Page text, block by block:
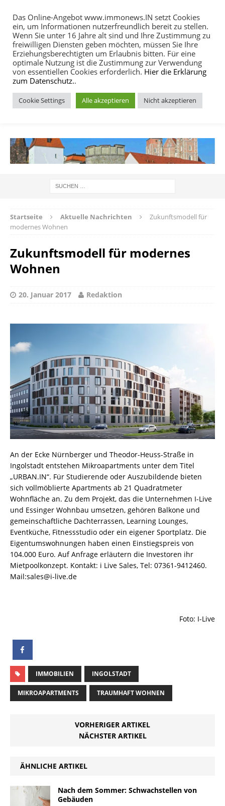
MENU
Startseite Aktuelle Nachrichten
Zukunftsmodell für
modernes Wohnen
Zukunftsmodell für modernes
Wohnen
20. Januar 2017 Redaktion
An der Ecke Nürnberger und Theodor-Heuss-Straße in
Ingolstadt entstehen Mikroapartments unter dem Titel
„URBAN.IN“. Für Studierende oder Auszubildende bieten
sich vollmöblierte Apartments ab 21 Quadratmeter
Wohnfläche an. Zu dem Projekt, das die Unternehmen I-Live
und Essinger Wohnbau umsetzen, gehören Balkone und
gemeinschaftliche Dachterrassen, Learning Lounges,
Eventküche, Fitnessstudio oder ein eigener Sportplatz. Die
Eigentumswohnungen haben einen Einstiegspreis von
104.000 Euro. Auf Anfrage erläutern die Investoren ihr
Mietpoolkonzept. Kontakt: i Live Sales, Tel: 07361-9412460.
Mail:sales@i-live.de
Foto: I-Live
IMMOBILIEN INGOLSTADT
MIKROAPARTMENTS TRAUMHAFT WOHNEN
VORHERIGER ARTIKEL
NÄCHSTER ARTIKEL
ÄHNLICHE ARTIKEL
Nach dem Sommer: Schwachstellen von
Gebäuden
Das Online-Angebot www.immonews.IN setzt Cookies
ein, um Informationen nutzerfreundlich bereit zu stellen.
Wenn Sie unter 16 Jahre alt sind und Ihre Zustimmung zu
freiwilligen Diensten geben möchten, müssen Sie Ihre
Erziehungsberechtigten um Erlaubnis bitten. Für eine
optimale Nutzung ist die Zustimmung zur Verwendung
von essentiellen Cookies erforderlich. Hier die Erklärung
zum Datenschutz..
Cookie Settings Alle akzeptieren Nicht akzeptieren